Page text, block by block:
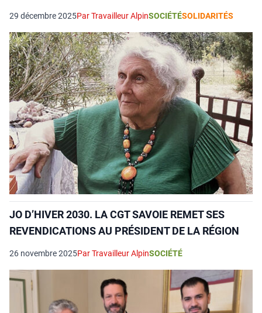
29 décembre 2025Par Travailleur AlpinSOCIÉTÉSOLIDARITÉS
JO D’HIVER 2030. LA CGT SAVOIE REMET SES
REVENDICATIONS AU PRÉSIDENT DE LA RÉGION
26 novembre 2025Par Travailleur AlpinSOCIÉTÉ